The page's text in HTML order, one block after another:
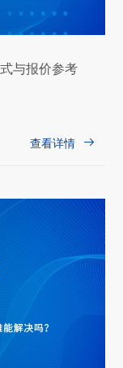
与报价参考
查看详情 